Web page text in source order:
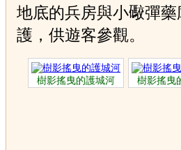
地底的兵房與小礮彈
護，供遊客參觀。
樹影搖曳的護城河 樹影搖曳